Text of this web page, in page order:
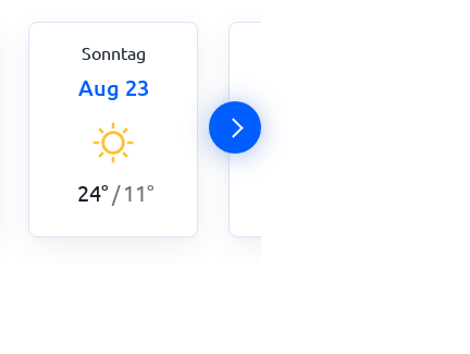
Sonntag
Aug 23
24° / 11°